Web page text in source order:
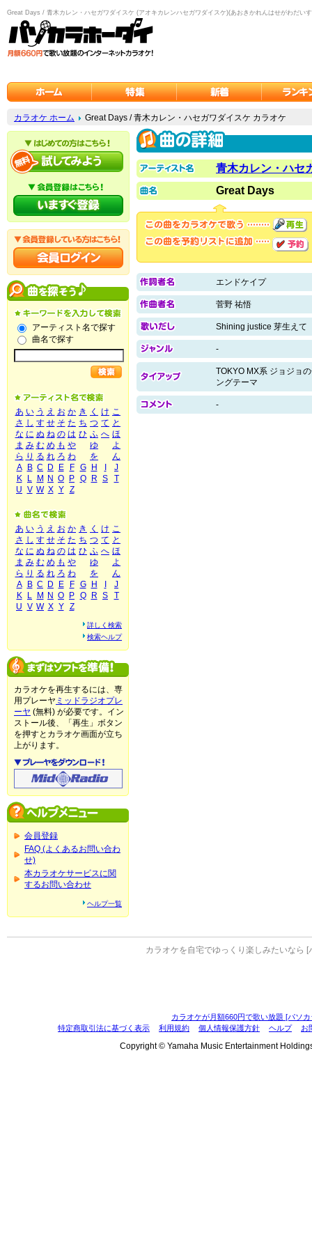
Great Days / 青木カレン・ハセガワダイスケ (アオキカレンハセガワダイスケ)(あおきかれんはせがわだい
カラオケ ホーム Great Days / 青木カレン・ハセガワダイスケ カラオケ
アーティスト名で探す
曲名で探す
あ い う え お か き く け こ
さ し す せ そ た ち つ て と
な に ぬ ね の は ひ ふ へ ほ
ま み む め も や ゆ
よ
ら り る れ ろ わ を
ん
A
B C D E F G H
J
K
L M N O P Q R S
T
U V W X Y Z
あ い う え お か き く け こ
さ し す せ そ た ち つ て と
な に ぬ ね の は ひ ふ へ ほ
ま み む め も や ゆ
よ
ら り る れ ろ わ を
ん
A
B C D E F G H
J
K
L M N O P Q R S
T
U V W X Y Z
詳しく検索
検索ヘルプ
カラオケを再生するには、専
用プレーヤ ミッドラジオプレ
ーヤ (無料) が必要です。イン
ストール後、「再生」ボタン
を押すとカラオケ画面が立ち
上がります。
会員登録
FAQ (よくあるお問い合わ
せ)
本カラオケサービスに関
するお問い合わせ
ヘルプ一覧
青木カレン・ハセ
Great Days
エンドケイプ
菅野 祐悟
Shining justice 芽生えて
-
TOKYO MX系 ジョジョ
ングテーマ
-
カラオケを自宅でゆっくり楽しみたいなら [
カラオケが月額660円で歌い放題 [パソ
特定商取引法に基づく表示
利用規約 個人情報保護方針 ヘルプ お
Copyright © Yamaha Music Entertainment